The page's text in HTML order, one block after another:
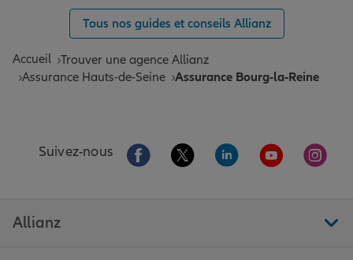
Tous nos guides et conseils Allianz
Accueil Trouver une agence Allianz
Assurance Hauts-de-Seine Assurance Bourg-la-Reine
Suivez-nous Aller sur la page Facebook de Allianz
Aller sur la page Twitter de
Aller sur la page
Aller sur la
Aller
Allianz